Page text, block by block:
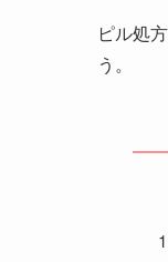
ピル処
う。